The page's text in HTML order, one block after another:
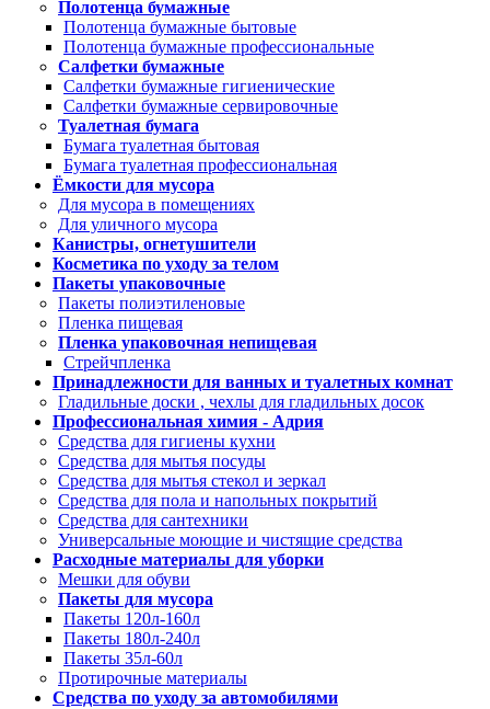
Полотенца бумажные
Полотенца бумажные бытовые
Полотенца бумажные профессиональные
Салфетки бумажные
Салфетки бумажные гигиенические
Салфетки бумажные сервировочные
Туалетная бумага
Бумага туалетная бытовая
Бумага туалетная профессиональная
Ёмкости для мусора
Для мусора в помещениях
Для уличного мусора
Канистры, огнетушители
Косметика по уходу за телом
Пакеты упаковочные
Пакеты полиэтиленовые
Пленка пищевая
Пленка упаковочная непищевая
Стрейчпленка
Принадлежности для ванных и туалетных комнат
Гладильные доски , чехлы для гладильных досок
Профессиональная химия - Адрия
Средства для гигиены кухни
Средства для мытья посуды
Средства для мытья стекол и зеркал
Средства для пола и напольных покрытий
Средства для сантехники
Универсальные моющие и чистящие средства
Расходные материалы для уборки
Мешки для обуви
Пакеты для мусора
Пакеты 120л-160л
Пакеты 180л-240л
Пакеты 35л-60л
Протирочные материалы
Средства по уходу за автомобилями